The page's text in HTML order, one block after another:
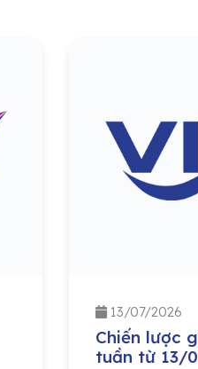
13/07/2026
Chiến lược
tuần từ 13/